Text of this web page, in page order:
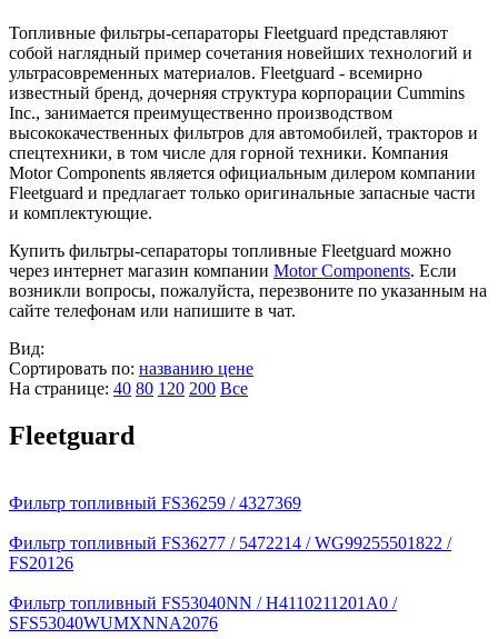
Топливные фильтры-сепараторы Fleetguard представляют
собой наглядный пример сочетания новейших технологий и
ультрасовременных материалов. Fleetguard - всемирно
известный бренд, дочерняя структура корпорации Cummins
Inc., занимается преимущественно производством
высококачественных фильтров для автомобилей, тракторов и
спецтехники, в том числе для горной техники. Компания
Motor Components является официальным дилером компании
Fleetguard и предлагает только оригинальные запасные части
и комплектующие.
Купить фильтры-сепараторы топливные Fleetguard можно
через интернет магазин компании Motor Components. Если
возникли вопросы, пожалуйста, перезвоните по указанным на
сайте телефонам или напишите в чат.
Вид:
Сортировать по: названию цене
На странице: 40 80 120 200 Все
Fleetguard
Фильтр топливный FS36259 / 4327369
Фильтр топливный FS36277 / 5472214 / WG99255501822 /
FS20126
Фильтр топливный FS53040NN / H4110211201A0 /
SFS53040WUMXNNA2076